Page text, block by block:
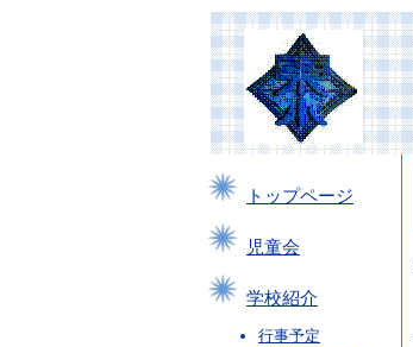
トップページ
児童会
学校紹介
行事予定